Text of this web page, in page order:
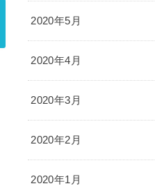
2020年5月
2020年4月
2020年3月
2020年2月
2020年1月